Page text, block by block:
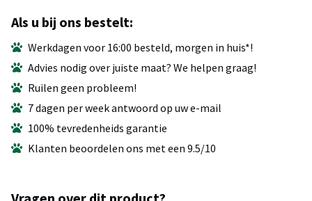
Als u bij ons bestelt:
Werkdagen voor 16:00 besteld, morgen in huis*!
Advies nodig over juiste maat? We helpen graag!
Ruilen geen probleem!
7 dagen per week antwoord op uw e-mail
100% tevredenheids garantie
Klanten beoordelen ons met een 9.5/10